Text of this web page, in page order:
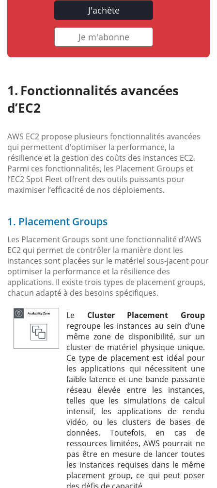
J'achète
Je m'abonne
Fonctionnalités avancées
d’EC2
AWS EC2 propose plusieurs fonctionnalités avancées
qui permettent d’optimiser la performance, la
résilience et la gestion des coûts des instances EC2.
Parmi ces fonctionnalités, les Placement Groups et
l’EC2 Spot Fleet offrent des outils puissants pour
maximiser l’efficacité de nos déploiements.
1. Placement Groups
Les Placement Groups sont une fonctionnalité d’AWS
EC2 qui permet de contrôler la manière dont les
instances sont placées sur le matériel sous-jacent pour
optimiser la performance et la résilience des
applications. Il existe trois types de placement groups,
chacun adapté à des besoins spécifiques.
Le Cluster Placement Group
regroupe les instances au sein d’une
même zone de disponibilité, sur un
cluster de matériel physique unique.
Ce type de placement est idéal pour
les applications qui nécessitent une
faible latence et une bande passante
réseau élevée entre les instances,
telles que les simulations de calcul
intensif, les applications de rendu
vidéo, ou les clusters de bases de
données. Toutefois, en cas de
ressources limitées, AWS pourrait ne
pas être en mesure de lancer toutes
les instances requises dans le même
placement group, ce qui peut poser